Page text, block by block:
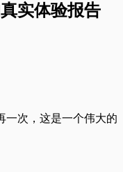
实体验报告
一次，这是一个伟大的